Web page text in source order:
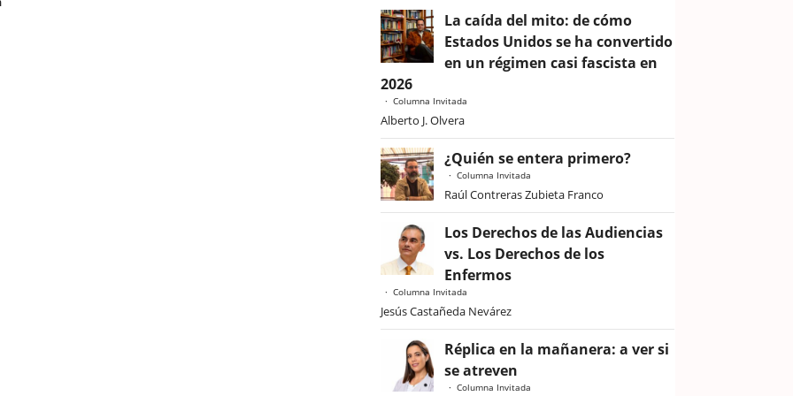
La caída del mito: de cómo
Estados Unidos se ha convertido
en un régimen casi fascista en
2026
Columna Invitada
Alberto J. Olvera
¿Quién se entera primero?
Columna Invitada
Raúl Contreras Zubieta Franco
Los Derechos de las Audiencias
vs. Los Derechos de los
Enfermos
Columna Invitada
Jesús Castañeda Nevárez
Réplica en la mañanera: a ver si
se atreven
Columna Invitada